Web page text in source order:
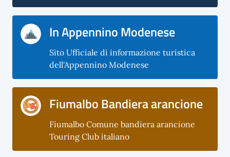
In Appennino Modenese
Sito Ufficiale di informazione turistica
dell'Appennino Modenese
Fiumalbo Bandiera arancione
Fiumalbo Comune bandiera arancione
Touring Club italiano